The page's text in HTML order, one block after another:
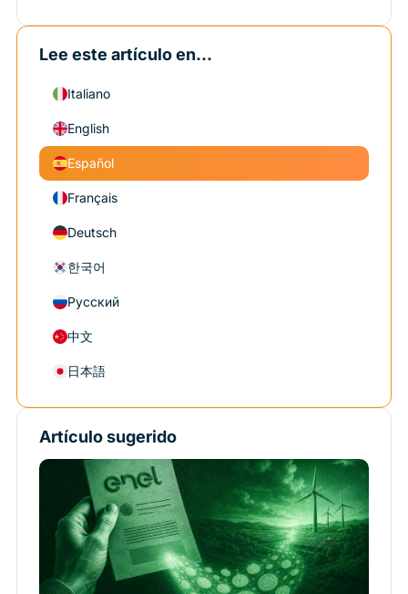
Lee este artículo en...
Italiano
English
Español
Français
Deutsch
한국어
Русский
中文
日本語
Artículo sugerido